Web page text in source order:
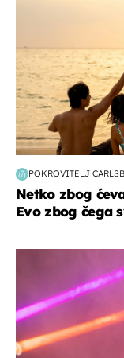
POKROVITELJ
Netko zbog
Evo zbog čega